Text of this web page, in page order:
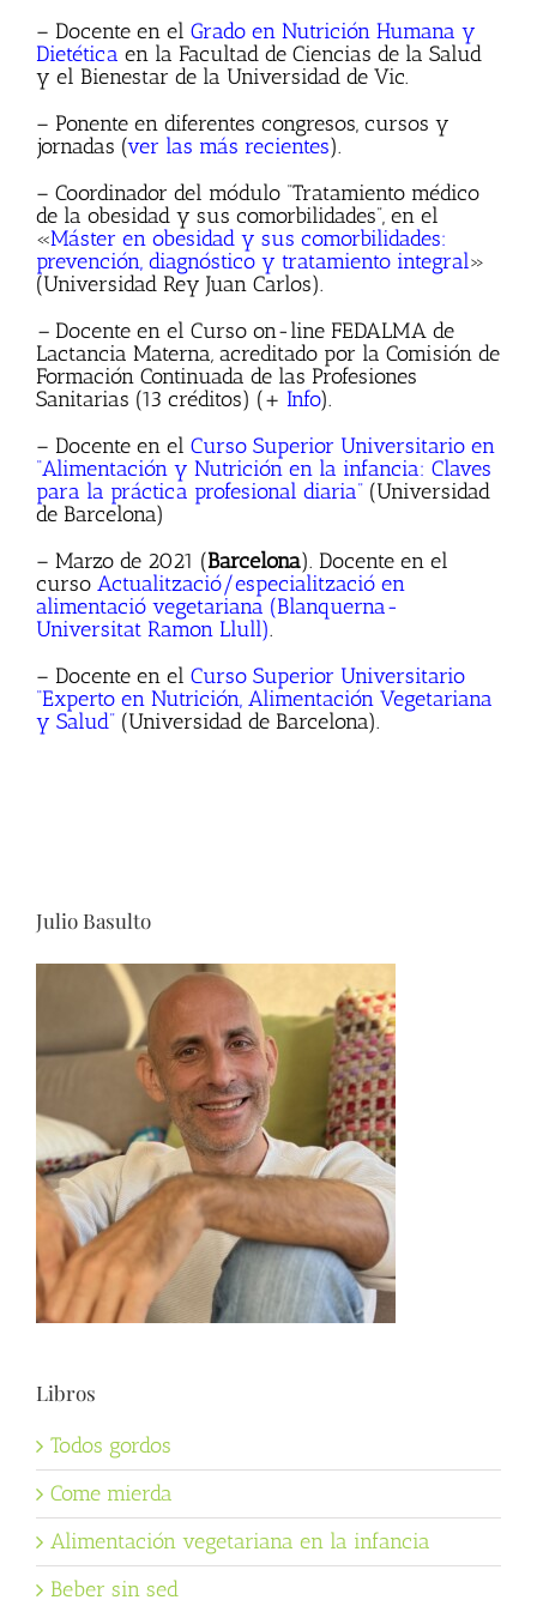
– Docente en el Grado en Nutrición Humana y
Dietética en la Facultad de Ciencias de la Salud
y el Bienestar de la Universidad de Vic.
– Ponente en diferentes congresos, cursos y
jornadas (ver las más recientes).
– Coordinador del módulo “Tratamiento médico
de la obesidad y sus comorbilidades”, en el
«Máster en obesidad y sus comorbilidades:
prevención, diagnóstico y tratamiento integral»
(Universidad Rey Juan Carlos).
– Docente en el Curso on-line FEDALMA de
Lactancia Materna, acreditado por la Comisión de
Formación Continuada de las Profesiones
Sanitarias (13 créditos) (+ Info).
– Docente en el Curso Superior Universitario en
“Alimentación y Nutrición en la infancia: Claves
para la práctica profesional diaria” (Universidad
de Barcelona)
– Marzo de 2021 (Barcelona). Docente en el
curso Actualització/especialització en
alimentació vegetariana (Blanquerna-
Universitat Ramon Llull).
– Docente en el Curso Superior Universitario
“Experto en Nutrición, Alimentación Vegetariana
y Salud” (Universidad de Barcelona).
Julio Basulto
Libros
Todos gordos
Come mierda
Alimentación vegetariana en la infancia
Beber sin sed